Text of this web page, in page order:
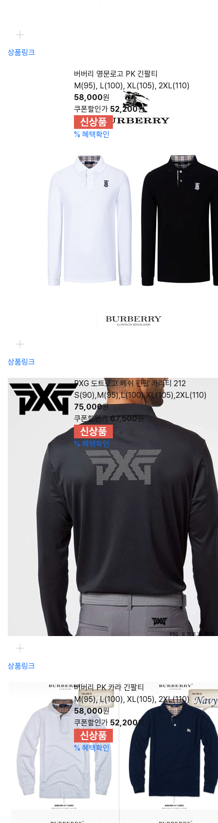
상품링크
버버리 영문로고 PK 긴팔티
M(95), L(100), XL(105), 2XL(110)
58,000원
쿠폰할인가 52,200원
% 혜택확인
상품링크
PXG 도트로고 메쉬 긴팔 카라티 212
S(90),M(95),L(100),XL(105),2XL(110)
75,000원
쿠폰할인가67,500원
% 혜택확인
상품링크
버버리 PK 카라 긴팔티
M(95), L(100), XL(105), 2XL(110)
58,000원
쿠폰할인가 52,200원
% 혜택확인